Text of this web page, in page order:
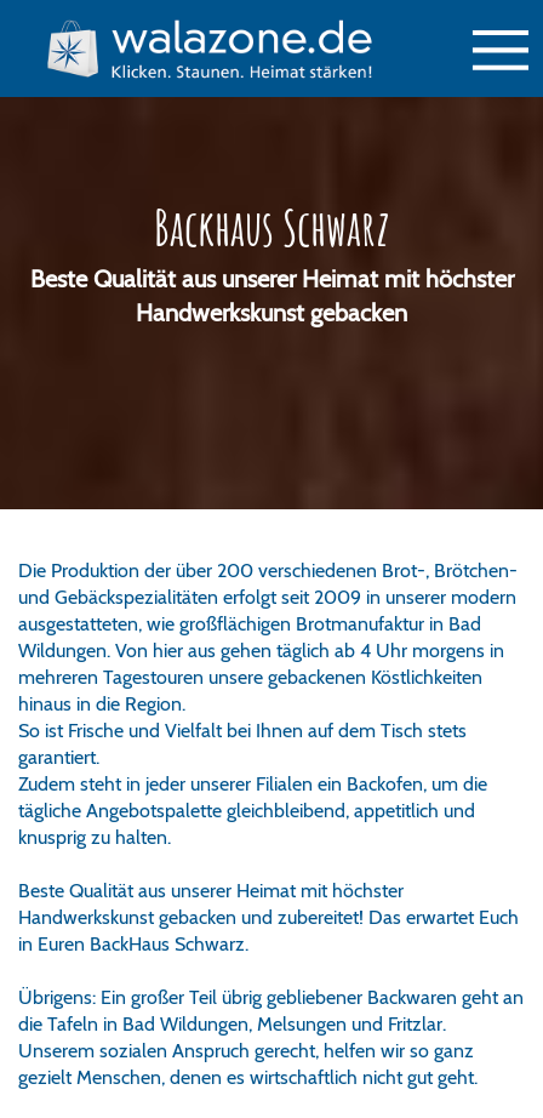
Backhaus Schwarz
Beste Qualität aus unserer Heimat mit höchster
Handwerkskunst gebacken
Die Produktion der über 200 verschiedenen Brot-, Brötchen-
und Gebäckspezialitäten erfolgt seit 2009 in unserer modern
ausgestatteten, wie großflächigen Brotmanufaktur in Bad
Wildungen. Von hier aus gehen täglich ab 4 Uhr morgens in
mehreren Tagestouren unsere gebackenen Köstlichkeiten
hinaus in die Region.
So ist Frische und Vielfalt bei Ihnen auf dem Tisch stets
garantiert.
Zudem steht in jeder unserer Filialen ein Backofen, um die
tägliche Angebotspalette gleichbleibend, appetitlich und
knusprig zu halten.
Beste Qualität aus unserer Heimat mit höchster
Handwerkskunst gebacken und zubereitet! Das erwartet Euch
in Euren BackHaus Schwarz.
Übrigens: Ein großer Teil übrig gebliebener Backwaren geht an
die Tafeln in Bad Wildungen, Melsungen und Fritzlar.
Unserem sozialen Anspruch gerecht, helfen wir so ganz
gezielt Menschen, denen es wirtschaftlich nicht gut geht.